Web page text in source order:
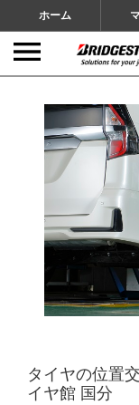
ホーム
タイヤの位置
イヤ館 国分